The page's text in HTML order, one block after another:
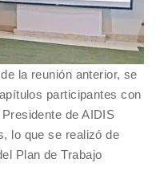
la reunión anterior, se
participantes con
de AIDIS
lo que se realizó de
Plan de Trabajo